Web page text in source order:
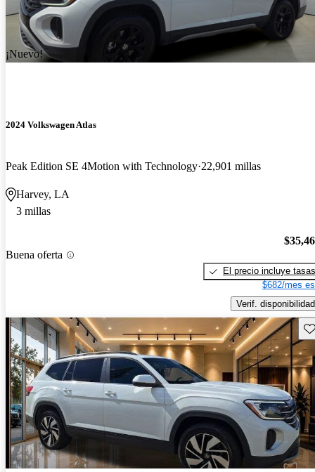
¡Nuevo!
2024 Volkswagen Atlas
Peak Edition SE 4Motion with Technology 22,901 millas
Harvey, LA
3 millas
Buena oferta
El precio incluye tasas
$682/mes
Verif. disponibilidad